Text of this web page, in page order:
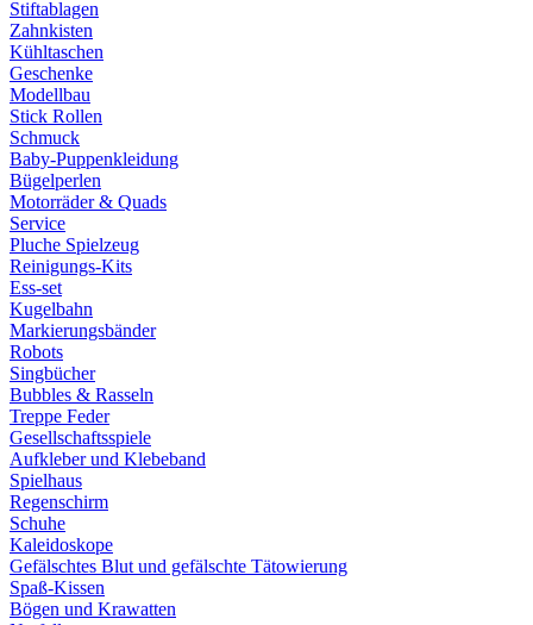
Stiftablagen
Zahnkisten
Kühltaschen
Geschenke
Modellbau
Stick Rollen
Schmuck
Baby-Puppenkleidung
Bügelperlen
Motorräder & Quads
Service
Pluche Spielzeug
Reinigungs-Kits
Ess-set
Kugelbahn
Markierungsbänder
Robots
Singbücher
Bubbles & Rasseln
Treppe Feder
Gesellschaftsspiele
Aufkleber und Klebeband
Spielhaus
Regenschirm
Schuhe
Kaleidoskope
Gefälschtes Blut und gefälschte Tätowierung
Spaß-Kissen
Bögen und Krawatten